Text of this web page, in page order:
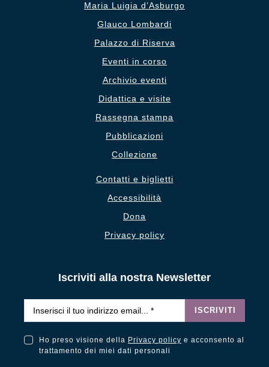
Maria Luigia d’Asburgo
Glauco Lombardi
Palazzo di Riserva
Eventi in corso
Archivio eventi
Didattica e visite
Rassegna stampa
Pubblicazioni
Collezione
Contatti e biglietti
Accessibilità
Dona
Privacy policy
Iscriviti alla nostra Newsletter
ISCRIVITI
Ho preso visione della Privacy policy e acconsento al
trattamento dei miei dati personali